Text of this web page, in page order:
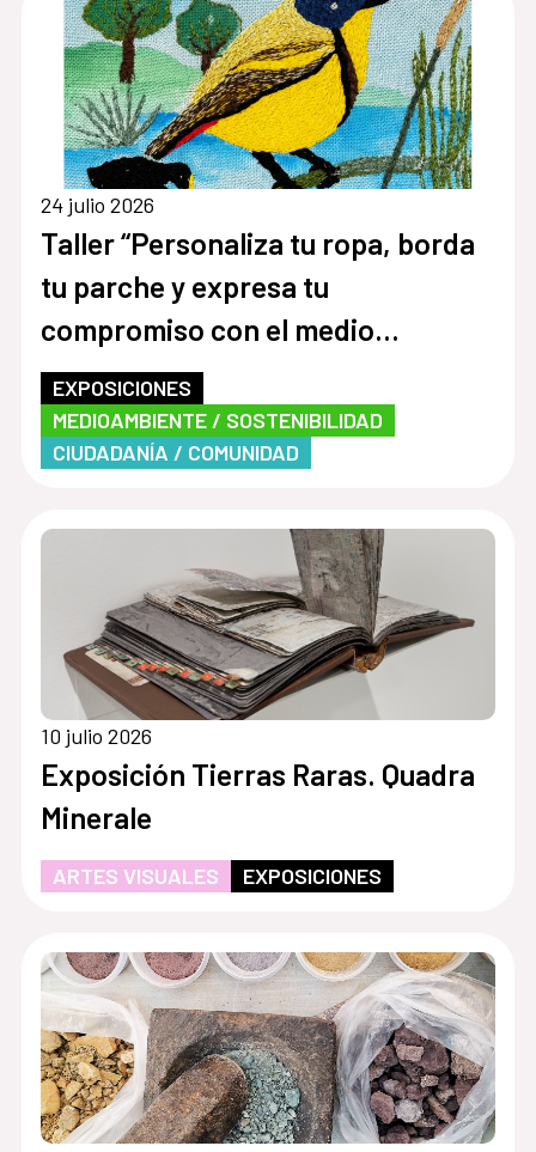
24 julio 2026
Taller “Personaliza tu ropa, borda
tu parche y expresa tu
compromiso con el medio
ambiente”
EXPOSICIONES
MEDIOAMBIENTE / SOSTENIBILIDAD
CIUDADANÍA / COMUNIDAD
10 julio 2026
Exposición Tierras Raras. Quadra
Minerale
ARTES VISUALES EXPOSICIONES